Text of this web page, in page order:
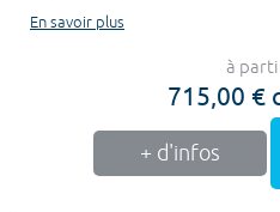
En savoir plus
à
715,00 €
+ d'infos